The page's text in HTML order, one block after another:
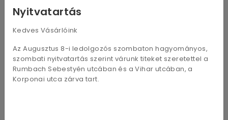
Nyitvatartás
Kedves Vásárlóink
Az Augusztus 8-i ledolgozós szombaton hagyományos,
szombati nyitvatartás szerint várunk titeket szeretettel a
Rumbach Sebestyén utcában és a Vihar utcában, a
Korponai utca zárva tart.
DKB-5 5db
870 Ft
2 320Ft